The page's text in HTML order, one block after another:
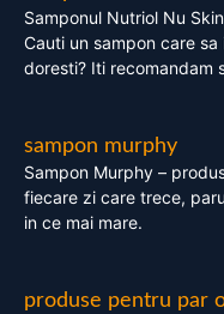
Samponul Nutriol Nu
Cauti un sampon care
doresti? Iti recomandam
sampon murphy
Sampon Murphy –
fiecare zi care trece,
in ce mai mare.
produse pentru par